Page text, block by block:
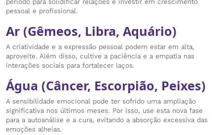
período para solidificar relações e investir em crescimento
pessoal e profissional.
Ar (Gêmeos, Libra, Aquário)
A criatividade e a expressão pessoal podem estar em alta,
aproveite. Além disso, cultive a paciência e a empatia nas
interações sociais para fortalecer laços.
Água (Câncer, Escorpião, Peixes)
A sensibilidade emocional pode ter sofrido uma ampliação
significativa nos últimos meses. Por isso, use esta nova fase
para a autoanálise e a cura, evitando a absorção excessiva das
emoções alheias.